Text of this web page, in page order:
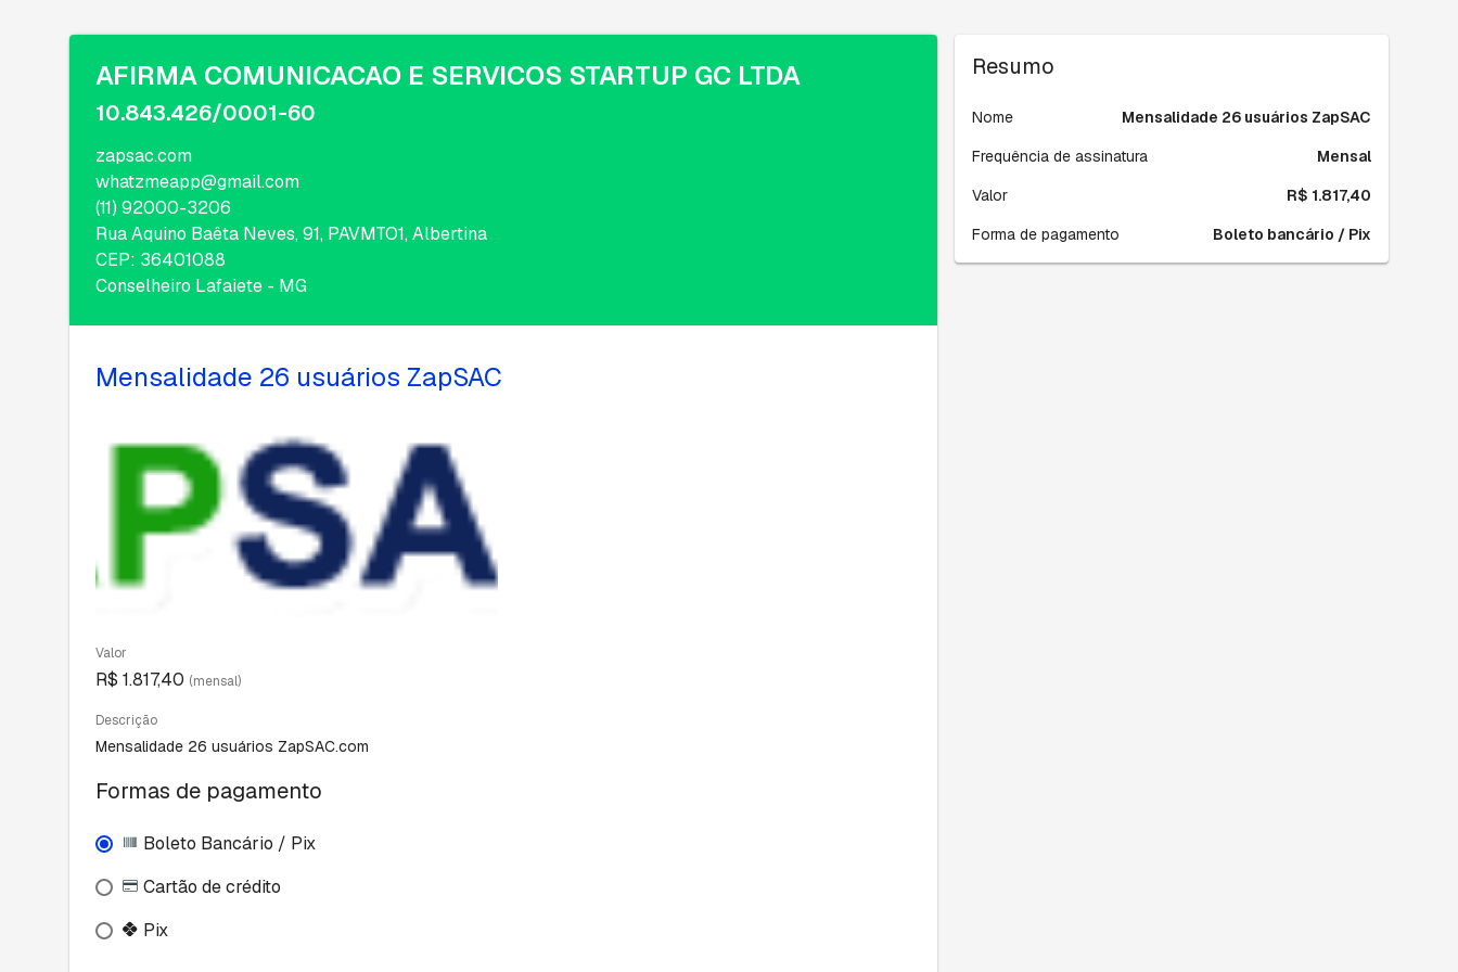
AFIRMA COMUNICACAO E SERVICOS STARTUP GC LTDA
10.843.426/0001-60
zapsac.com
whatzmeapp@gmail.com
(11) 92000-3206
Rua Aquino Baêta Neves, 91, PAVMTO1, Albertina
CEP: 36401088
Conselheiro Lafaiete - MG
Mensalidade 26 usuários ZapSAC
Valor
R$ 1.817,40 (mensal)
Descrição
Mensalidade 26 usuários ZapSAC.com
Formas de pagamento
Boleto Bancário / Pix
Cartão de crédito
Pix
Resumo
Nome
Mensalidade 26 usuários ZapSAC
Frequência de assinatura
Mensal
Valor
R$ 1.817,40
Forma de pagamento
Boleto bancário / Pix